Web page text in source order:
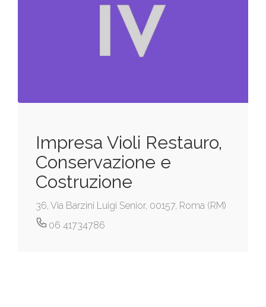
Impresa Violi Restauro,
Conservazione e
Costruzione
36, Via Barzini Luigi Senior, 00157, Roma (RM)
06 41734786